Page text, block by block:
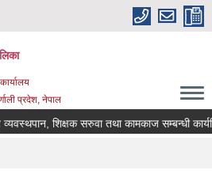
प्रदेश, नेपाल
शिक्षक सरुवा तथा कामकाज सम्बन्धी